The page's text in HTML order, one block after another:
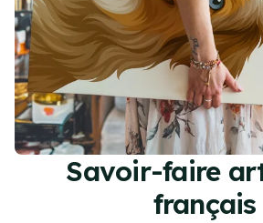
Savoir-faire
français